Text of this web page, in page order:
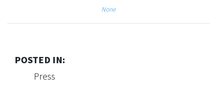
None
POSTED IN:
Press